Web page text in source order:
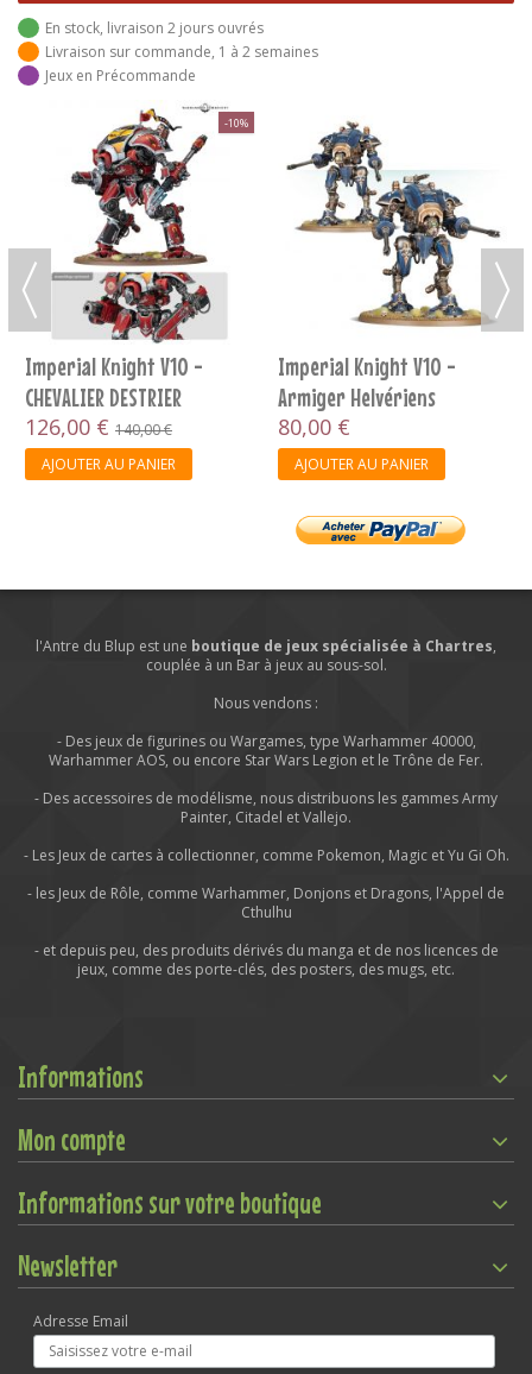
En stock, livraison 2 jours ouvrés
Livraison sur commande, 1 à 2 semaines
Jeux en Précommande
-10%
Imperial Knight V10 -
CHEVALIER DESTRIER
126,00 € 140,00 €
AJOUTER AU PANIER
Imperial Knight V10 -
Armiger Helvériens
80,00 €
AJOUTER AU PANIER
l'Antre du Blup est une boutique de jeux spécialisée à Chartres,
couplée à un Bar à jeux au sous-sol.
Nous vendons :
- Des jeux de figurines ou Wargames, type Warhammer 40000,
Warhammer AOS, ou encore Star Wars Legion et le Trône de Fer.
- Des accessoires de modélisme, nous distribuons les gammes Army
Painter, Citadel et Vallejo.
- Les Jeux de cartes à collectionner, comme Pokemon, Magic et Yu Gi Oh.
- les Jeux de Rôle, comme Warhammer, Donjons et Dragons, l'Appel de
Cthulhu
- et depuis peu, des produits dérivés du manga et de nos licences de
jeux, comme des porte-clés, des posters, des mugs, etc.
Informations
Mon compte
Informations sur votre boutique
Newsletter
Adresse Email